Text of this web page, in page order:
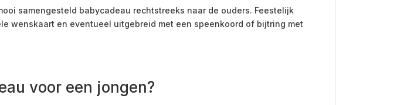
samengesteld babycadeau rechtstreeks naar de ouders. Feestelijk
wenskaart en eventueel uitgebreid met een speenkoord of bijtring met
voor een jongen?